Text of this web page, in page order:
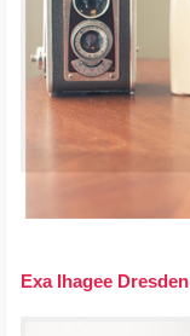
Exa Ihagee Dresden